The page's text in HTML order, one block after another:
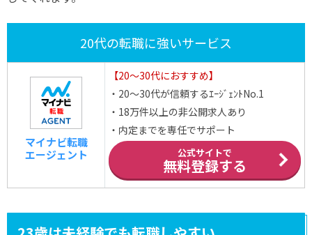
20代の転職に強いサービス
マイナビ転職
エージェント
【20～30代におすすめ】
・20～30代が信頼するｴｰｼﾞｪﾝﾄNo.1
・18万件以上の非公開求人あり
・内定までを専任でサポート
公式サイトで
無料登録する